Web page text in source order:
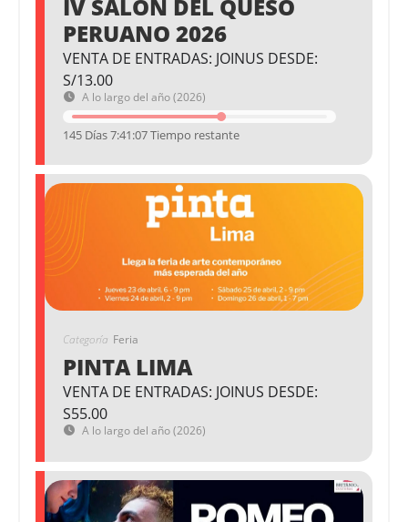
IV SALÓN DEL QUESO
PERUANO 2026
VENTA DE ENTRADAS: JOINUS DESDE:
S/13.00
A lo largo del año (2026)
145 Días 7:41:07 Tiempo restante
Categoría Feria
PINTA LIMA
VENTA DE ENTRADAS: JOINUS DESDE:
S55.00
A lo largo del año (2026)